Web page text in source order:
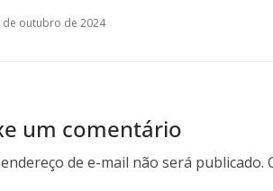
de outubro de 2024
um comentário
de e-mail não será publicado.